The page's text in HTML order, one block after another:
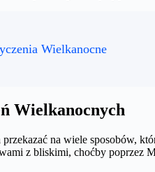
Wielkanocne
Wielkanocnych
na wiele sposobów,
z bliskimi, choćby poprzez